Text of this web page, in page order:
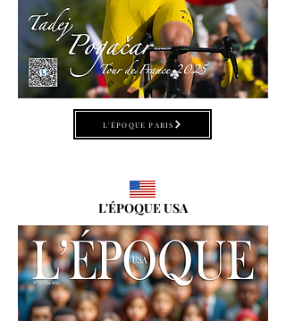
L'ÉPOQUE PARIS
L'ÉPOQUE USA